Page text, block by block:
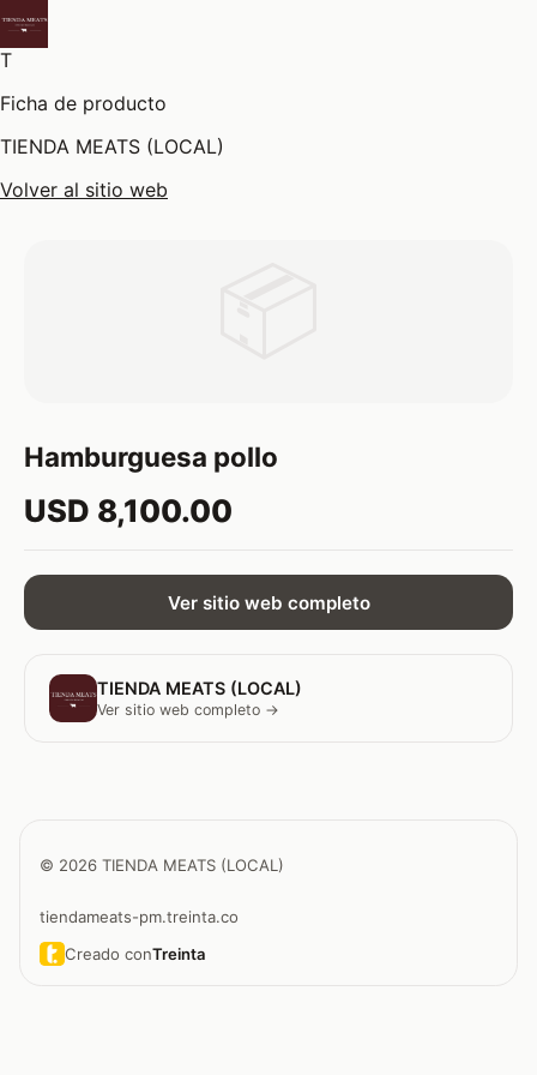
T
Ficha de producto
TIENDA MEATS (LOCAL)
Volver al sitio web
Hamburguesa pollo
USD 8,100.00
Ver sitio web completo
TIENDA MEATS (LOCAL)
Ver sitio web completo →
© 2026 TIENDA MEATS (LOCAL)
tiendameats-pm.treinta.co
Creado conTreinta